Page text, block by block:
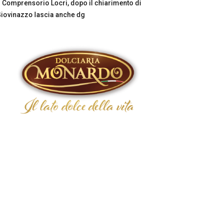
Comprensorio Locri, dopo il chiarimento di
lascia anche dg